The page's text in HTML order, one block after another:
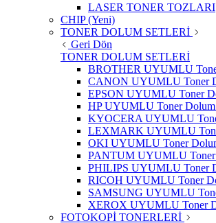
LASER TONER TOZLARI
CHIP (Yeni)
TONER DOLUM SETLERİ
Geri Dön
TONER DOLUM SETLERİ
BROTHER UYUMLU
CANON UYUMLU Toner
EPSON UYUMLU Toner
HP UYUMLU Toner Dolum
KYOCERA UYUMLU
LEXMARK UYUMLU
OKI UYUMLU Toner
PANTUM UYUMLU Toner
PHILIPS UYUMLU Toner
RICOH UYUMLU Toner
SAMSUNG UYUMLU
XEROX UYUMLU Toner
FOTOKOPİ TONERLERİ